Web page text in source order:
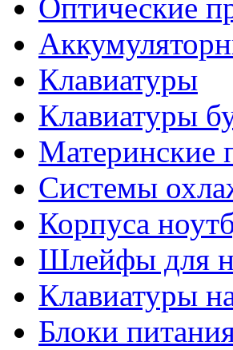
Оптические
Клавиатуры
Клавиатуры
Материнские
Системы
Корпуса
Шлейфы для
Клавиатуры
Блоки